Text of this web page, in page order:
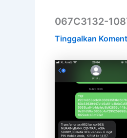
067C3132-
Tinggalkan